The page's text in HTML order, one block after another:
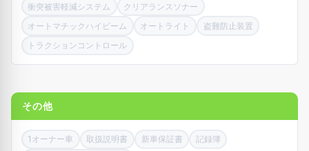
衝突被害軽減システム
クリアランスソナー
オートマチックハイビーム
オートライト
盗難防止装置
トラクションコントロール
その他
1オーナー車 取扱説明書 新車保証書
記録簿